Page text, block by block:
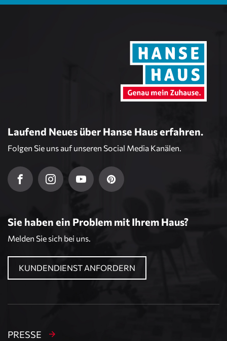
Laufend Neues über Hanse Haus erfahren.
Folgen Sie uns auf unseren Social Media Kanälen.
Sie haben ein Problem mit Ihrem Haus?
Melden Sie sich bei uns.
KUNDENDIENST ANFORDERN
PRESSE